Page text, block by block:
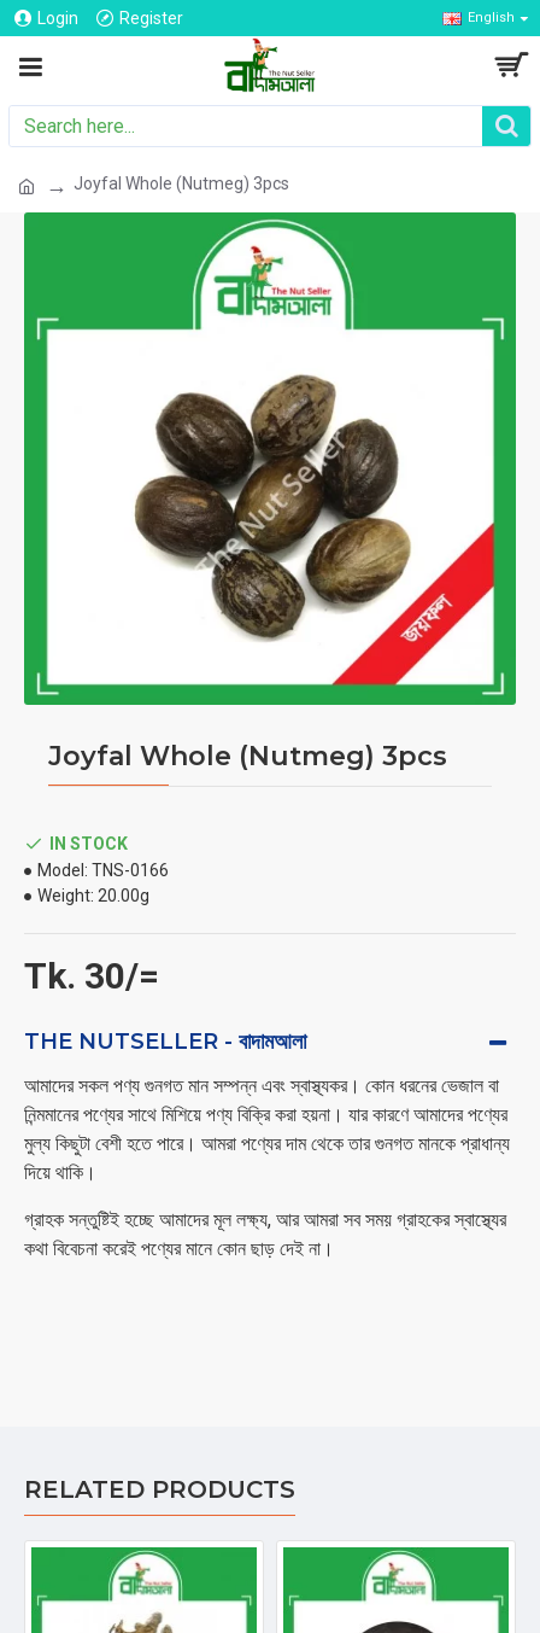
Login Register English
Joyfal Whole (Nutmeg) 3pcs
Joyfal Whole (Nutmeg) 3pcs
Tk. 30/=
IN STOCK
Model: TNS-0166
Weight: 20.00g
THE NUTSELLER - বাদামআলা
আমাদের সকল পণ্য গুনগত মান সম্পন্ন এবং স্বাস্থ্যকর। কোন ধরনের ভেজাল বা
নিন্মমানের পণ্যের সাথে মিশিয়ে পণ্য বিক্রি করা হয়না। যার কারণে আমাদের পণ্যের
মুল্য কিছুটা বেশী হতে পারে। আমরা পণ্যের দাম থেকে তার গুনগত মানকে প্রাধান্য
দিয়ে থাকি।
গ্রাহক সন্তুষ্টিই হচ্ছে আমাদের মূল লক্ষ্য, আর আমরা সব সময় গ্রাহকের স্বাস্থ্যের
কথা বিবেচনা করেই পণ্যের মানে কোন ছাড় দেই না।
RELATED PRODUCTS